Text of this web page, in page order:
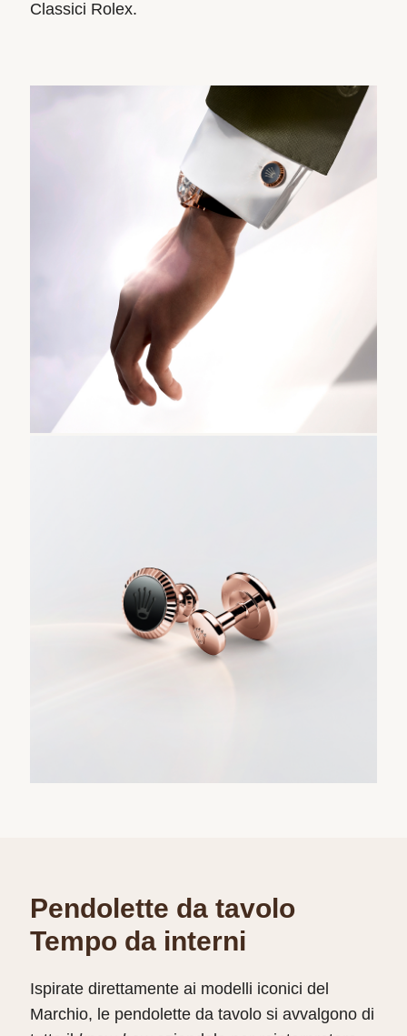
Classici Rolex.
Pendolette da tavolo
Tempo da interni
Ispirate direttamente ai modelli iconici del
Marchio, le pendolette da tavolo si avvalgono di